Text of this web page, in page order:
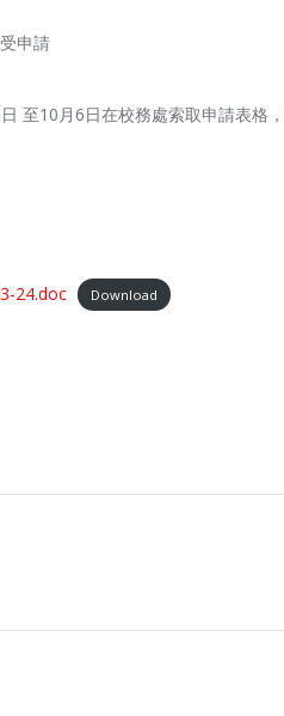
申請
至10月6日在校務處索取申請表格
24.doc Download